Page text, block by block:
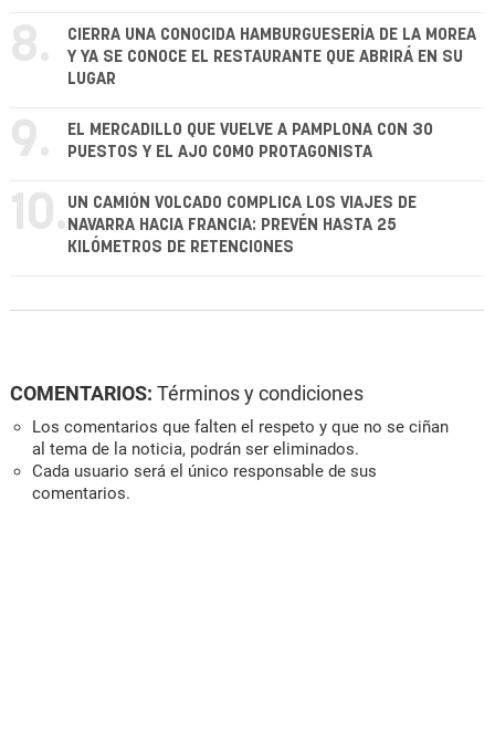
8.
CIERRA UNA CONOCIDA HAMBURGUESERÍA DE LA MOREA
Y YA SE CONOCE EL RESTAURANTE QUE ABRIRÁ EN SU
LUGAR
9.
EL MERCADILLO QUE VUELVE A PAMPLONA CON 30
PUESTOS Y EL AJO COMO PROTAGONISTA
10. UN CAMIÓN VOLCADO COMPLICA LOS VIAJES DE
NAVARRA HACIA FRANCIA: PREVÉN HASTA 25
KILÓMETROS DE RETENCIONES
COMENTARIOS: Términos y condiciones
Los comentarios que falten el respeto y que no se ciñan
al tema de la noticia, podrán ser eliminados.
Cada usuario será el único responsable de sus
comentarios.